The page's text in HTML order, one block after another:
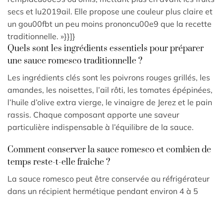
secs et lu2019ail. Elle propose une couleur plus claire et
un gou00fbt un peu moins prononcu00e9 que la recette
traditionnelle. »}}]}
Quels sont les ingrédients essentiels pour préparer
une sauce romesco traditionnelle ?
Les ingrédients clés sont les poivrons rouges grillés, les
amandes, les noisettes, l’ail rôti, les tomates épépinées,
l’huile d’olive extra vierge, le vinaigre de Jerez et le pain
rassis. Chaque composant apporte une saveur
particulière indispensable à l’équilibre de la sauce.
Comment conserver la sauce romesco et combien de
temps reste-t-elle fraîche ?
La sauce romesco peut être conservée au réfrigérateur
dans un récipient hermétique pendant environ 4 à 5